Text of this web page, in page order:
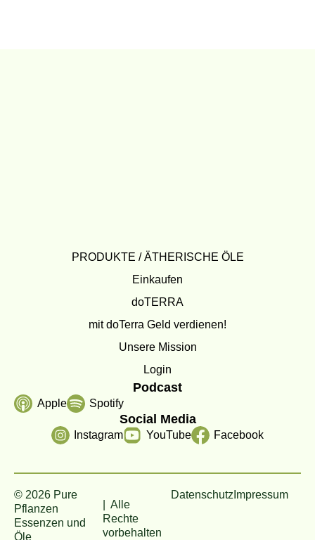
PRODUKTE / ÄTHERISCHE ÖLE
Einkaufen
doTERRA
mit doTerra Geld verdienen!
Unsere Mission
Login
Podcast
Apple Spotify
Social Media
Instagram YouTube Facebook
© 2026 Pure
Pflanzen
Essenzen und
Öle
| Alle
Rechte
vorbehalten
Datenschutz Impressum